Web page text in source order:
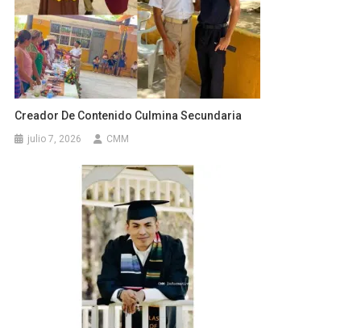
Creador De Contenido Culmina Secundaria
julio 7, 2026 CMM